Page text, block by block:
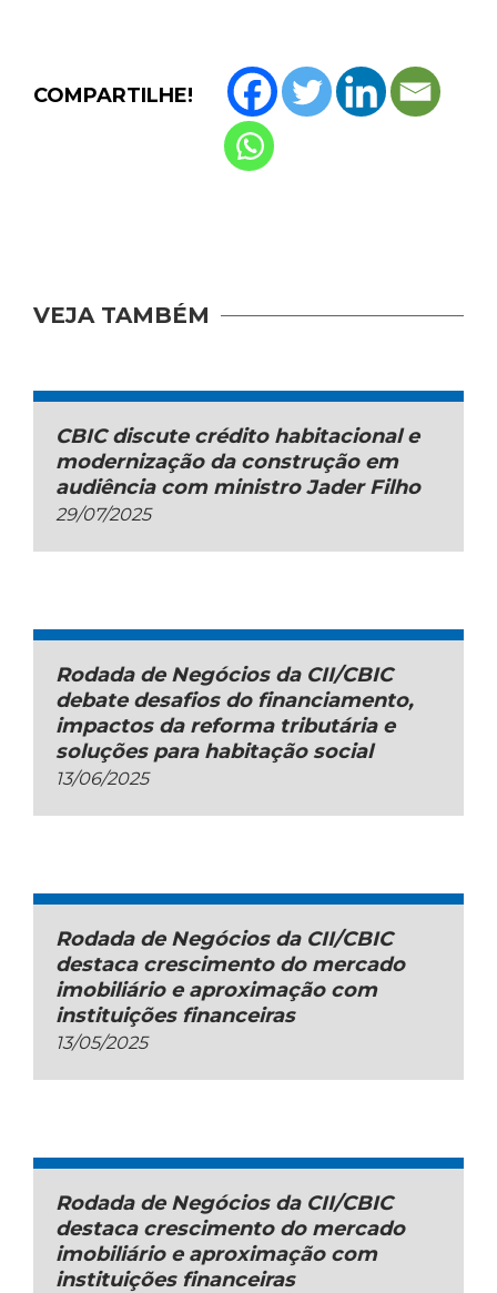
COMPARTILHE!
VEJA TAMBÉM
CBIC discute crédito habitacional e
modernização da construção em
audiência com ministro Jader Filho
29/07/2025
Rodada de Negócios da CII/CBIC
debate desafios do financiamento,
impactos da reforma tributária e
soluções para habitação social
13/06/2025
Rodada de Negócios da CII/CBIC
destaca crescimento do mercado
imobiliário e aproximação com
instituições financeiras
13/05/2025
Rodada de Negócios da CII/CBIC
destaca crescimento do mercado
imobiliário e aproximação com
instituições financeiras